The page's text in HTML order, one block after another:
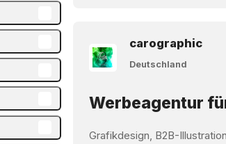
carographic
Deutschland
Werbeagentur
Grafikdesign, B2B-